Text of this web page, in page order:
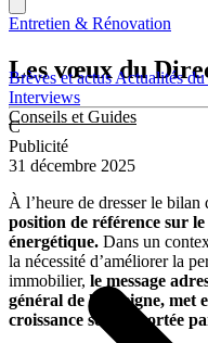
Brèves et actusActualités
Interviews
Conseils et Guides
Entretien & Rénovation
Les vœux du
C
Publicité
31 décembre 2025
À l’heure de dresser le bilan
position de référence sur
énergétique. Dans un
la nécessité d’améliorer la
immobilier, le message
général de l’enseigne,
croissance solide, portée